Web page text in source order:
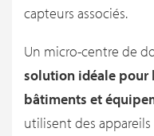
capteurs associés.
Un micro-centre de
solution idéale pour
bâtiments et
utilisent des